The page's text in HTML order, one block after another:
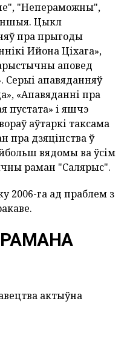
"Непераможны",
іншыя. Цыкл
пра прыгоды
Ийона Ціхага»,
аповед
Серыі апавяданняў
«Апавяданні пра
пустата» і яшчэ
аўтаркі таксама
пра дзяцінства ў
вядомы ва ўсім
раман "Салярыс".
2006-га ад праблем з
РАМАНА
актыўна